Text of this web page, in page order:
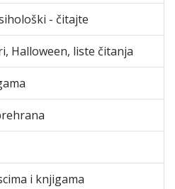
- čitajte
Halloween, liste čitanja
i knjigama